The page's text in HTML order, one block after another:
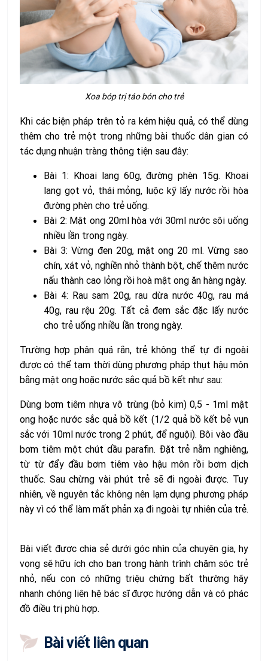
Xoa bóp trị táo bón cho trẻ
Khi các biện pháp trên tỏ ra kém hiệu quả, có thể dùng
thêm cho trẻ một trong những bài thuốc dân gian có
tác dụng nhuận tràng thông tiện sau đây:
Bài 1: Khoai lang 60g, đường phèn 15g. Khoai
lang gọt vỏ, thái mỏng, luộc kỹ lấy nước rồi hòa
đường phèn cho trẻ uống.
Bài 2: Mật ong 20ml hòa với 30ml nước sôi uống
nhiều lần trong ngày.
Bài 3: Vừng đen 20g, mật ong 20 ml. Vừng sao
chín, xát vỏ, nghiền nhỏ thành bột, chế thêm nước
nấu thành cao lỏng rồi hoà mật ong ăn hàng ngày.
Bài 4: Rau sam 20g, rau dừa nước 40g, rau má
40g, rau rệu 20g. Tất cả đem sắc đặc lấy nước
cho trẻ uống nhiều lần trong ngày.
Trường hợp phân quá rắn, trẻ không thể tự đi ngoài
được có thể tạm thời dùng phương pháp thụt hậu môn
bằng mật ong hoặc nước sắc quả bồ kết như sau:
Dùng bơm tiêm nhựa vô trùng (bỏ kim) 0,5 - 1ml mật
ong hoặc nước sắc quả bồ kết (1/2 quả bồ kết bẻ vụn
sắc với 10ml nước trong 2 phút, để nguội). Bôi vào đầu
bơm tiêm một chút dầu parafin. Đặt trẻ nằm nghiêng,
từ từ đẩy đầu bơm tiêm vào hậu môn rồi bơm dịch
thuốc. Sau chừng vài phút trẻ sẽ đi ngoài được. Tuy
nhiên, về nguyên tắc không nên lạm dụng phương pháp
này vì có thể làm mất phản xạ đi ngoài tự nhiên của trẻ.
Bài viết được chia sẻ dưới góc nhìn của chuyên gia, hy
vọng sẽ hữu ích cho bạn trong hành trình chăm sóc trẻ
nhỏ, nếu con có những triệu chứng bất thường hãy
nhanh chóng liên hệ bác sĩ được hướng dẫn và có phác
đồ điều trị phù hợp.
Bài viết liên quan